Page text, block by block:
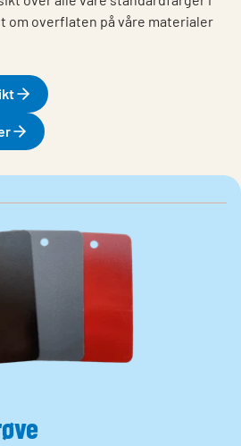
om overflaten på våre materialer